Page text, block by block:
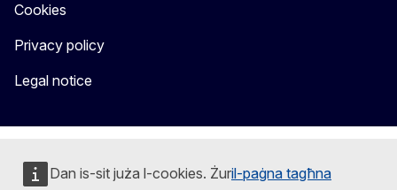
Dan is-sit juża l-cookies. Żuril-paġna tagħna
Cookies
Privacy policy
Legal notice